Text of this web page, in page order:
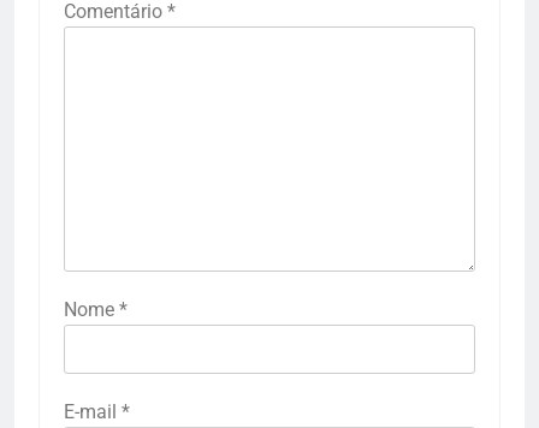
Comentário *
Nome *
E-mail *